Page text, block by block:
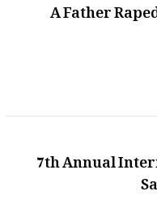
A Father
7th Annual